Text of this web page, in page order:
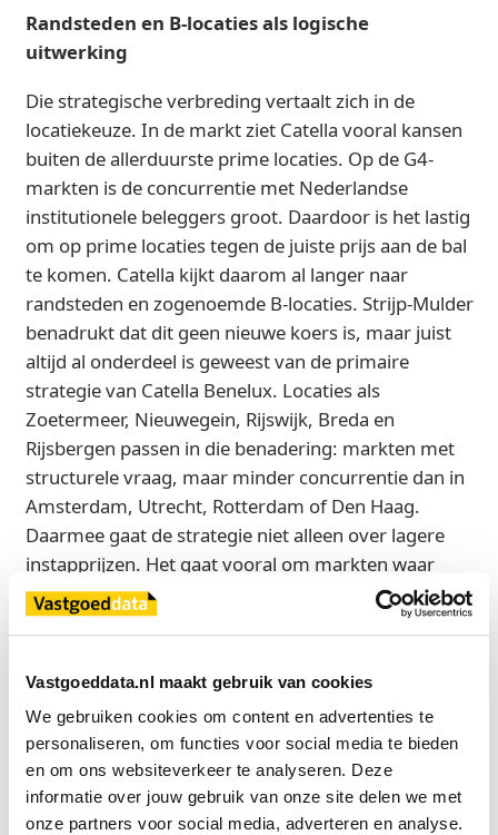
Vastgoeddata.nl maakt gebruik van cookies
We gebruiken cookies om content en advertenties te
personaliseren, om functies voor social media te bieden
en om ons websiteverkeer te analyseren. Deze
informatie over jouw gebruik van onze site delen we met
onze partners voor social media, adverteren en analyse.
Randsteden en B-locaties als logische
uitwerking
Die strategische verbreding vertaalt zich in de
locatiekeuze. In de markt ziet Catella vooral kansen
buiten de allerduurste prime locaties. Op de G4-
markten is de concurrentie met Nederlandse
institutionele beleggers groot. Daardoor is het lastig
om op prime locaties tegen de juiste prijs aan de bal
te komen. Catella kijkt daarom al langer naar
randsteden en zogenoemde B-locaties. Strijp-Mulder
benadrukt dat dit geen nieuwe koers is, maar juist
altijd al onderdeel is geweest van de primaire
strategie van Catella Benelux. Locaties als
Zoetermeer, Nieuwegein, Rijswijk, Breda en
Rijsbergen passen in die benadering: markten met
structurele vraag, maar minder concurrentie dan in
Amsterdam, Utrecht, Rotterdam of Den Haag.
Daarmee gaat de strategie niet alleen over lagere
instapprijzen. Het gaat vooral om markten waar
structurele woningvraag, betaalbaarheid en
rendement nog beter met elkaar te combineren zijn.
Die benadering komt terug in recente transacties.
Catella kocht in 2025 het Sea Tower-project in
Zoetermeer, een woningproject gericht op jonge
huurders in het middensegment. De compacte
appartementen, gemiddeld circa 44 vierkante
meter, sluiten aan bij de demografische ontwikkeling